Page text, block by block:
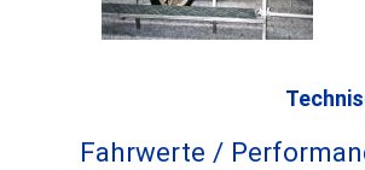
Fahrwerte /